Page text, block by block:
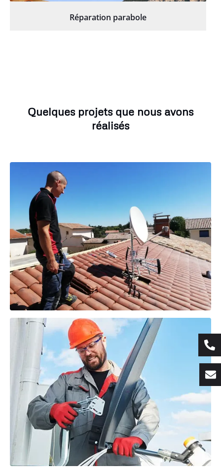
Réparation parabole
Quelques projets que nous avons
réalisés